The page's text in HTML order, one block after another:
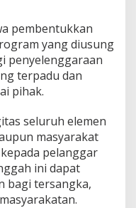
pembentukkan
yang diusung
penyelenggaraan
terpadu dan
pihak.
seluruh elemen
masyarakat
pelanggar
ini dapat
bagi tersangka,